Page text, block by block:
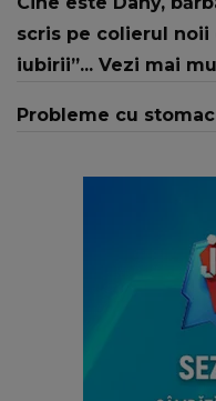
scris pe colierul noii
iubirii”... Vezi mai
Probleme cu